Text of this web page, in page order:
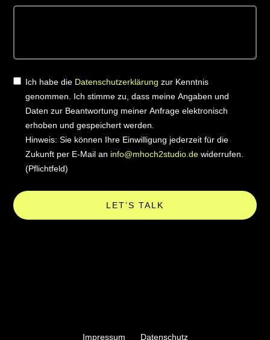
Ich habe die Datenschutzerklärung zur Kenntnis
genommen. Ich stimme zu, dass meine Angaben und
Daten zur Beantwortung meiner Anfrage elektronisch
erhoben und gespeichert werden.
Hinweis: Sie können Ihre Einwilligung jederzeit für die
Zukunft per E-Mail an info@mhoch2studio.de widerrufen.
(Pflichtfeld)
LET’S TALK
Impressum Datenschutz